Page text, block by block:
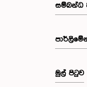
සම්බන්ධ
මුල් පිටුව